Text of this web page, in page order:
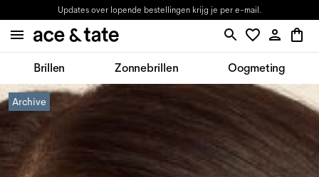
Updates over lopende bestellingen krijg je per e-mail.
Brillen Zonnebrillen Oogmeting
Archive